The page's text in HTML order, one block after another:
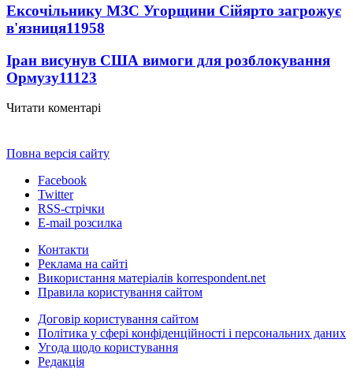
Ексочільнику МЗС Угорщини Сійярто загрожує
в'язниця11958
Іран висунув США вимоги для розблокування
Ормузу11123
Читати коментарі
Повна версія сайту
Facebook
Twitter
RSS-стрічки
E-mail розсилка
Контакти
Реклама на сайті
Використання матеріалів korrespondent.net
Правила користування сайтом
Договір користування сайтом
Політика у сфері конфіденційності і персональних даних
Угода щодо користування
Редакція